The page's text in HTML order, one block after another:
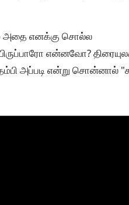
அதை எனக்கு சொல்ல
என்னவோ?
அப்படி என்று சொன்னால்